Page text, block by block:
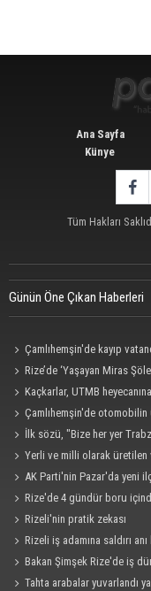
Ana Sayfa
Künye
Tüm Hakları
Günün Öne Çıkan Haberleri
Çamlıhemşin'de kayıp
Rize’de ‘Yaşayan Miras
Kaçkarlar, UTMB
Çamlıhemşin'de
İlk sözü, "Bize her yer
Yerli ve milli olarak üretilen
AK Parti'nin Pazar'da yeni
Rize'de 4 gündür boru
Rizeli'nin pratik zekası
Rizeli iş adamına saldırı
Bakan Şimşek Rize'de iş
Tahta arabalar yuvarlandı